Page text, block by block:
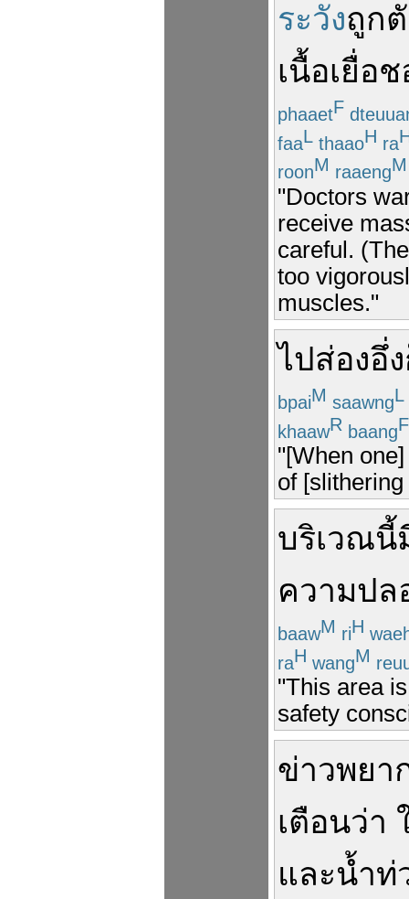
ระวังถูก
เนื้อเยื่อช
phaaetF
faaL thaaoH ra
roonM raaengM
"Doctors
receive
careful.
too
muscles."
ไปส่องอึ่ง
bpaiM saawngL
khaawR baangF
"[When
of
บริเวณนี้
ความปล
baawM riH
raH wangM
"This area
safety
ข่าวพยา
เตือนว่า
และน้ำท่